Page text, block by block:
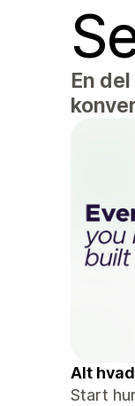
En
Alt
Start